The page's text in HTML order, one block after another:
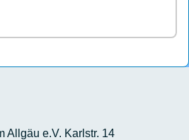
Allgäu e.V. Karlstr. 14